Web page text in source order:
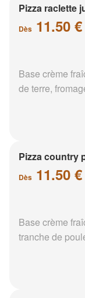
Pizza raclette
Dès 11.50 €
Base crème
de terre,
Pizza country
Dès 11.50 €
Base crème
tranche de